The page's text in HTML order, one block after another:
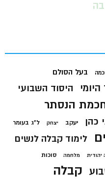
בעל הסולם
היסוד השבועי
הנסתר
כהן יעקב יצחק ל"ג בעומר
לימוד קבלה לנשים
יהודית מלחמה סוכות
קבלה